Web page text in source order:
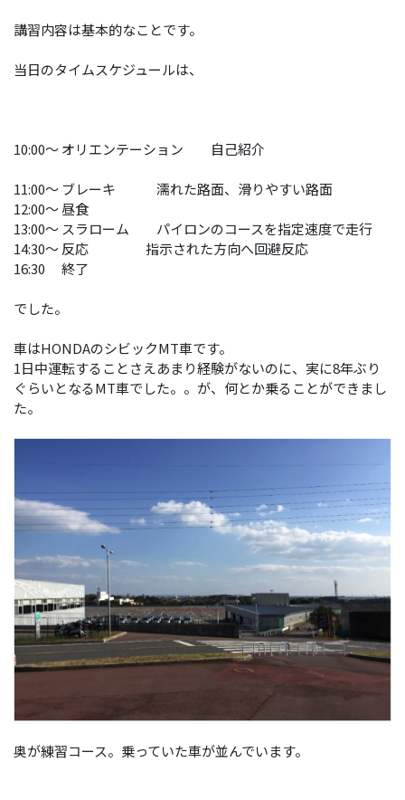
講習内容は基本的なことです。
当日のタイムスケジュールは、
10:00〜 オリエンテーション 自己紹介
11:00〜 ブレーキ 濡れた路面、滑りやすい路面
12:00〜 昼食
13:00〜 スラローム パイロンのコースを指定速度で走行
14:30〜 反応 指示された方向へ回避反応
16:30 終了
でした。
車はHONDAのシビックMT車です。
1日中運転することさえあまり経験がないのに、実に8年ぶり
ぐらいとなるMT車でした。。が、何とか乗ることができまし
た。
奥が練習コース。乗っていた車が並んでいます。